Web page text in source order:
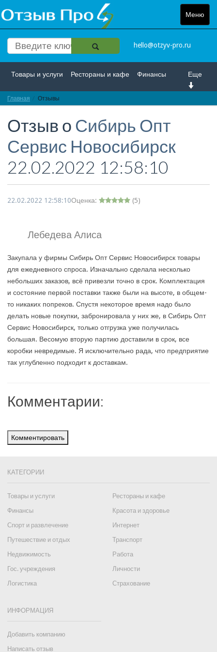
Меню
Toggle
hello@otzyv-pro.ru
Еще
Товары и услуги Рестораны и кафе Финансы
Красота и здоровье
Интернет Путешествие и отдых Транспорт
Недвижимость Работа Гос. учреждения
Личности Логистика Страхование
Главная Отзывы
Отзыв о Сибирь Опт
Сервис Новосибирск
22.02.2022 12:58:10
22.02.2022 12:58:10Оценка: (5)
Лебедева Алиса
Закупала у фирмы Сибирь Опт Сервис Новосибирск товары
для ежедневного спроса. Изначально сделала несколько
небольших заказов, всё привезли точно в срок. Комплектация
и состояние первой поставки также были на высоте, в общем-
то никаких попреков. Спустя некоторое время надо было
делать новые покупки, забронировала у них же, в Сибирь Опт
Сервис Новосибирск, только отгрузка уже получилась
большая. Весомую вторую партию доставили в срок, все
коробки невредимые. Я исключительно рада, что предприятие
так углубленно подходит к доставкам.
Комментарии:
Комментировать
КАТЕГОРИИ
Товары и услуги
Рестораны и кафе
Финансы
Красота и здоровье
Спорт и развлечение
Интернет
Путешествие и отдых
Транспорт
Недвижимость
Работа
Гос. учреждения
Личности
Логистика
Страхование
ИНФОРМАЦИЯ
Добавить компанию
Написать отзыв